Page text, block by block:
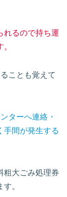
れるので持ち運
ことも覚えて
ターへ連絡・
手間が発生する
粗大ごみ処理券
。